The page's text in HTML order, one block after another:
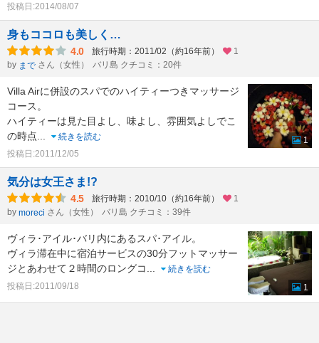
投稿日:2014/08/07
身もココロも美しく…
4.0 旅行時期：2011/02（約16年前）
1
by まで さん（女性） バリ島 クチコミ：20件
Villa Airに併設のスパでのハイティーつきマッサージ
コース。
ハイティーは見た目よし、味よし、雰囲気よしでこ
の時点...
続きを読む
投稿日:2011/12/05
1
気分は女王さま!?
4.5 旅行時期：2010/10（約16年前）
1
by moreci さん（女性） バリ島 クチコミ：39件
ヴィラ･アイル･バリ内にあるスパ･アイル。
ヴィラ滞在中に宿泊サービスの30分フットマッサー
ジとあわせて２時間のロングコ...
続きを読む
投稿日:2011/09/18
1